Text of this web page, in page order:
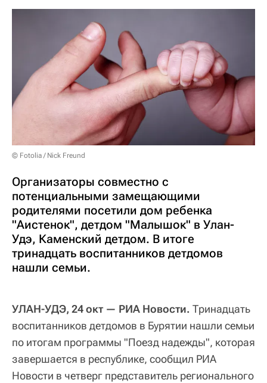
© Fotolia / Nick Freund
Организаторы совместно с
потенциальными замещающими
родителями посетили дом ребенка
"Аистенок", детдом "Малышок" в Улан-
Удэ, Каменский детдом. В итоге
тринадцать воспитанников детдомов
нашли семьи.
УЛАН-УДЭ, 24 окт — РИА Новости. Тринадцать
воспитанников детдомов в Бурятии нашли семьи
по итогам программы "Поезд надежды", которая
завершается в республике, сообщил РИА
Новости в четверг представитель регионального